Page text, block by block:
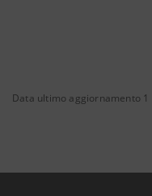
Data ultimo aggiornamento